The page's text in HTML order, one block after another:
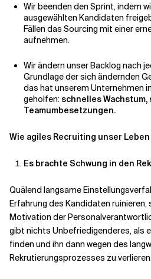
Wir beenden den Sprint, indem
ausgewählten Kandidaten
Fällen das Sourcing mit einer
aufnehmen.
Wir ändern unser Backlog nach
Grundlage der sich ändernden
das hat unserem Unternehmen
geholfen: schnelles
Teamumbesetzungen.
Wie agiles Recruiting unser
Es brachte Schwung in den
Quälend langsame
Erfahrung des Kandidaten ruinieren,
Motivation der
gibt nichts Unbefriedigenderes, als
finden und ihn dann wegen des
Rekrutierungsprozesses zu